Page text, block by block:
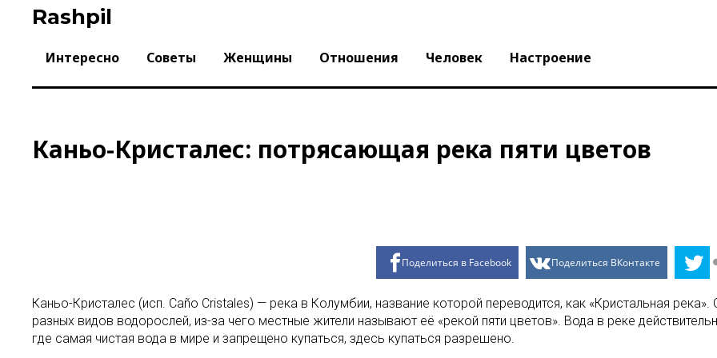
Rashpil
Интересно Советы Женщины Отношения Человек Настроение
Каньо-Кристалес: потрясающая река пяти цветов
Поделиться в Facebook Поделиться ВКонтакте
Каньо-Кристалес (исп. Caño Cristales) — река в Колумбии, название которой переводится, как «Кристальная
разных видов водорослей, из-за чего местные жители называют её «рекой пяти цветов». Вода в реке
где самая чистая вода в мире и запрещено купаться, здесь купаться разрешено.